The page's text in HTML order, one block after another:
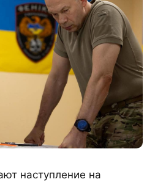
наступление на